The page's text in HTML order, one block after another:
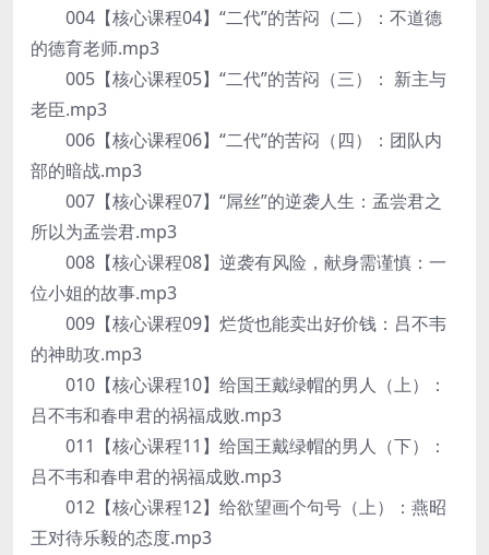
004【核心课程04】“二代”的苦闷（二）：不道德
的德育老师.mp3
005【核心课程05】“二代”的苦闷（三）： 新主与
老臣.mp3
006【核心课程06】“二代”的苦闷（四）：团队内
部的暗战.mp3
007【核心课程07】“屌丝”的逆袭人生：孟尝君之
所以为孟尝君.mp3
008【核心课程08】逆袭有风险，献身需谨慎：一
位小姐的故事.mp3
009【核心课程09】烂货也能卖出好价钱：吕不韦
的神助攻.mp3
010【核心课程10】给国王戴绿帽的男人（上）：
吕不韦和春申君的祸福成败.mp3
011【核心课程11】给国王戴绿帽的男人（下）：
吕不韦和春申君的祸福成败.mp3
012【核心课程12】给欲望画个句号（上）：燕昭
王对待乐毅的态度.mp3